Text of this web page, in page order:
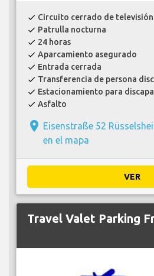
check Circuito cerrado de televisión
check Patrulla nocturna
check 24 horas
check Aparcamiento asegurado
check Entrada cerrada
check Transferencia de persona
check Estacionamiento para
check Asfalto
place Eisenstraße 52
en el mapa
VER
Travel Valet Parking